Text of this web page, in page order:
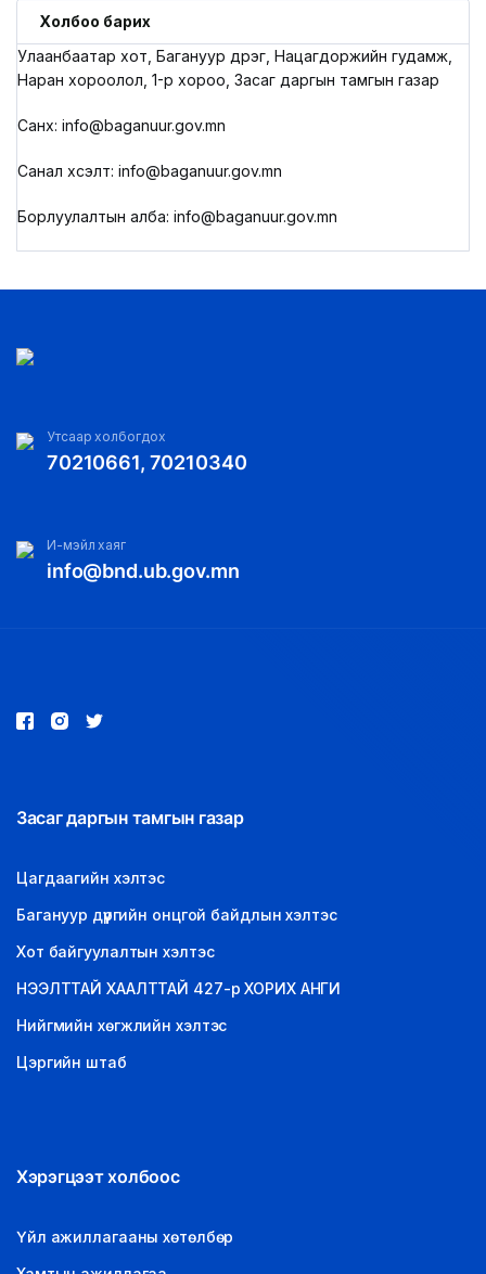
Холбоо барих
Улаанбаатар хот, Багануур дүүрэг, Нацагдоржийн гудамж,
Наран хороолол, 1-р хороо, Засаг даргын тамгын газар
Санхүү: info@baganuur.gov.mn
Санал хүсэлт: info@baganuur.gov.mn
Борлуулалтын алба: info@baganuur.gov.mn
Утсаар холбогдох
70210661, 70210340
И-мэйл хаяг
info@bnd.ub.gov.mn
Засаг даргын тамгын газар
Цагдаагийн хэлтэс
Багануур дүүргийн онцгой байдлын хэлтэс
Хот байгуулалтын хэлтэс
НЭЭЛТТАЙ ХААЛТТАЙ 427-р ХОРИХ АНГИ
Нийгмийн хөгжлийн хэлтэс
Цэргийн штаб
Хэрэгцээт холбоос
Үйл ажиллагааны хөтөлбөр